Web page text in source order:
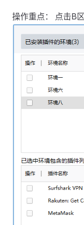
操作重点： 点击B